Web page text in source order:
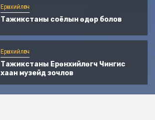
Ерөнхийлөгч
Тажикстаны соёлын өдөр болов
Ерөнхийлөгч
Тажикстаны Ерөнхийлөгч Чингис
хаан музeйд зочлов